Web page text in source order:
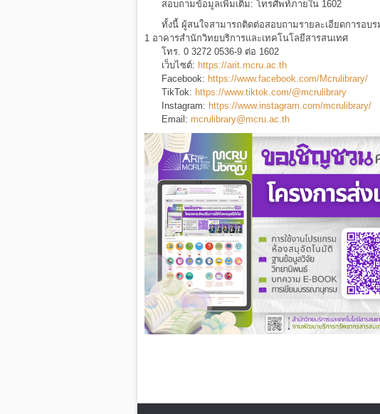
สอบถามข้อมูลเพิ่มเติม: โทรศัพท์ภายใน 1602
ทั้งนี้ ผู้สนใจสามารถติดต่อสอบถามรายละเอียดการอบ
1 อาคารสำนักวิทยบริการและเทคโนโลยีสารสนเทศ
โทร. 0 3272 0536-9 ต่อ 1602
เว็บไซต์: https://arit.mcru.ac.th
Facebook: https://www.facebook.com/Mcrulibrary/
TikTok: https://www.tiktok.com/@mcrulibrary
Instagram: https://www.instagram.com/mcrulibrary/
Email: mcrulibrary@mcru.ac.th